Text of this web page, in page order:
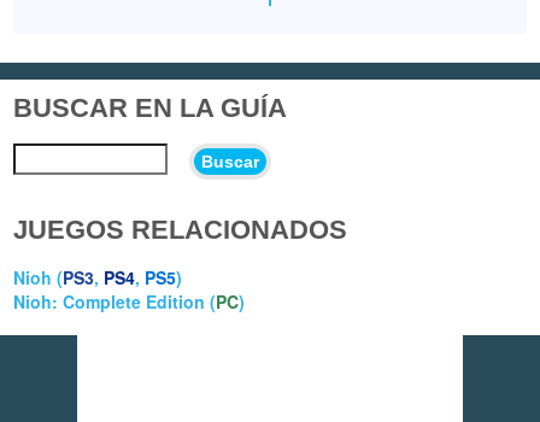
BUSCAR EN LA GUÍA
Buscar
JUEGOS RELACIONADOS
Nioh (PS3, PS4, PS5)
Nioh: Complete Edition (PC)